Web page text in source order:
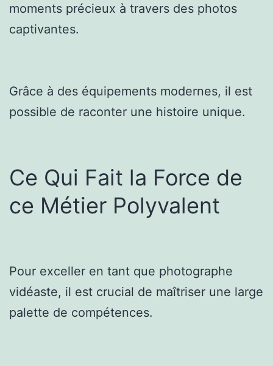
moments précieux à travers des photos
captivantes.
Grâce à des équipements modernes, il est
possible de raconter une histoire unique.
Ce Qui Fait la Force de
ce Métier Polyvalent
Pour exceller en tant que photographe
vidéaste, il est crucial de maîtriser une large
palette de compétences.